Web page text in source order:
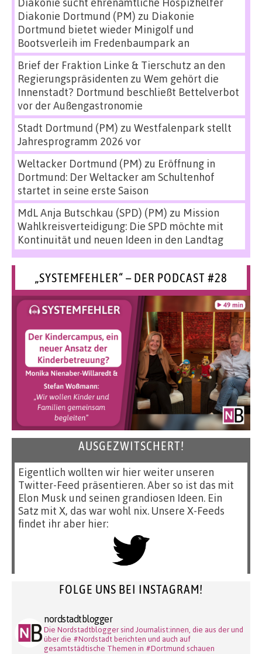
Diakonie Dortmund (PM) zu Diakonie
Dortmund bietet wieder Minigolf und
Bootsverleih im Fredenbaumpark an
Brief der Fraktion Linke & Tierschutz an den
Regierungspräsidenten zu Wem gehört die
Innenstadt? Dortmund beschließt Bettelverbot
vor der Außengastronomie
Stadt Dortmund (PM) zu Westfalenpark stellt
Jahresprogramm 2026 vor
Weltacker Dortmund (PM) zu Eröffnung in
Dortmund: Der Weltacker am Schultenhof
startet in seine erste Saison
MdL Anja Butschkau (SPD) (PM) zu Mission
Wahlkreisverteidigung: Die SPD möchte mit
Kontinuität und neuen Ideen in den Landtag
„SYSTEMFEHLER“ – DER PODCAST #28
AUSGEZWITSCHERT!
Eigentlich wollten wir hier weiter unseren
Twitter-Feed präsentieren. Aber so ist das mit
Elon Musk und seinen grandiosen Ideen. Ein
Satz mit X, das war wohl nix. Unsere X-Feeds
findet ihr aber hier:
FOLGE UNS BEI INSTAGRAM!
nordstadtblogger
Die Nordstadtblogger sind Journalist:innen, die aus der und
über die #Nordstadt berichten und auch auf
gesamtstädtische Themen in #Dortmund schauen